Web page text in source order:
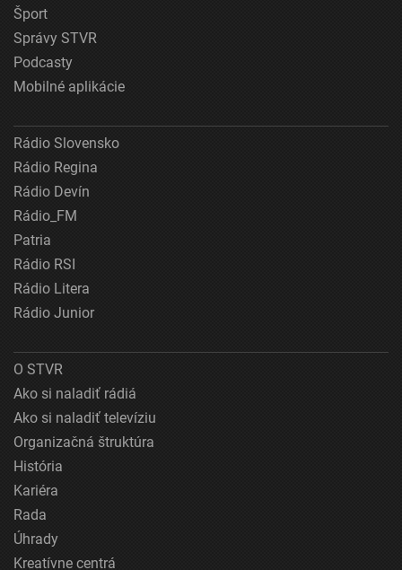
Šport
Správy STVR
Podcasty
Mobilné aplikácie
Rádio Slovensko
Rádio Regina
Rádio Devín
Rádio_FM
Patria
Rádio RSI
Rádio Litera
Rádio Junior
O STVR
Ako si naladiť rádiá
Ako si naladiť televíziu
Organizačná štruktúra
História
Kariéra
Rada
Úhrady
Kreatívne centrá